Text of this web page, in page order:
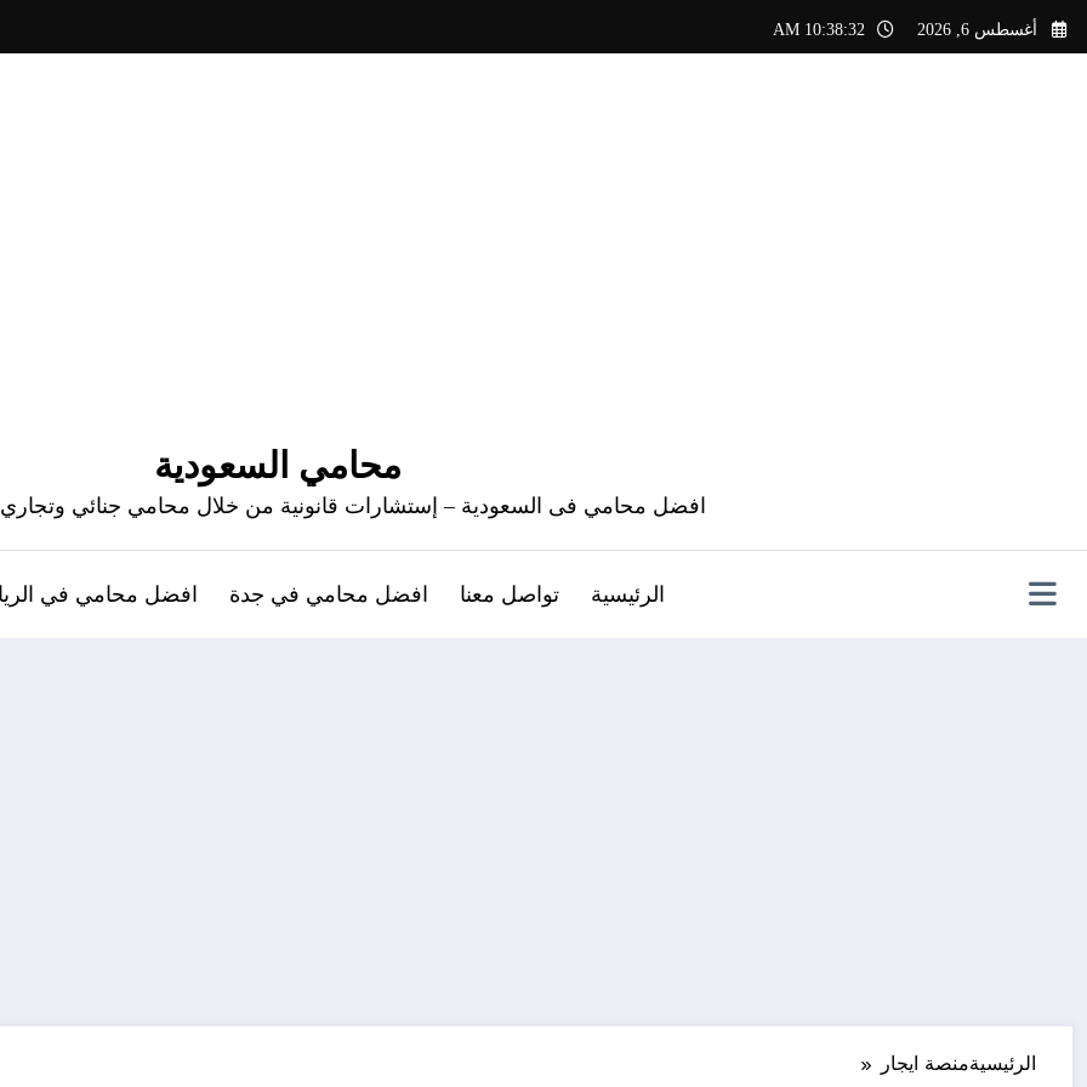
التجاوز
إلى
أغسطس 6, 2026 10:38:33 AM
محامي السعودية
افضل محامي فى السعودية – إستشارات قانونية من خلال محامي جنائي وتجاري
الرئيسية تواصل معنا افضل محامي في جدة افضل محامي في
الرئيسيةمنصة ايجار